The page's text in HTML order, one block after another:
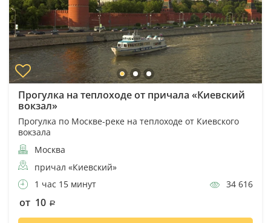
Прогулка на теплоходе от причала «Киевский
вокзал»
Прогулка по Москве-реке на теплоходе от Киевского
вокзала
Москва
причал «Киевский»
1 час 15 минут
34 616
от 10